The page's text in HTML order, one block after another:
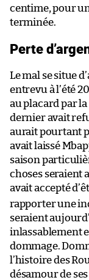
centime, pour
terminée.
Perte
Le mal se situe
entrevu à l’été
au placard par
dernier avait
aurait pourtant
avait laissé
saison
choses seraient
avait accepté
rapporter une
seraient
inlassablement
dommage.
l’histoire des
désamour de